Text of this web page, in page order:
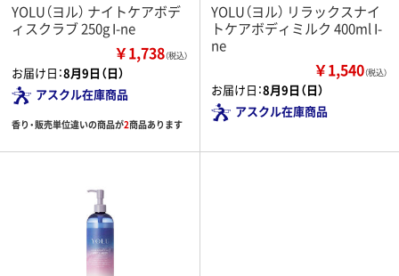
YOLU（ヨル） ナイトケアボデ
ィスクラブ 250g I-ne
￥1,738（税込）
お届け日：8月9日（日）
アスクル在庫商品
香り・販売単位違いの商品が2商品あります
YOLU（ヨル） リラックスナイ
トケアボディミルク 400ml I-
ne
￥1,540（税込）
お届け日：8月9日（日）
アスクル在庫商品